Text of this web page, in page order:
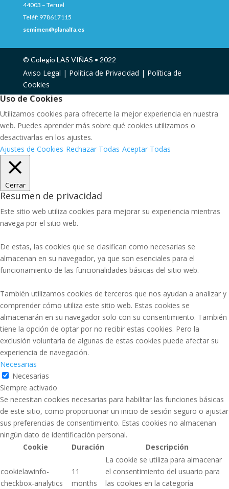
44003 – Teruel
Teléf: 978617115
semimen@planalfa.es
© Colegio LAS VIÑAS • 2022
Aviso Legal | Política de Privacidad | Política de
Cookies
Uso de Cookies
Utilizamos cookies para ofrecerte la mejor experiencia en nuestra
web. Puedes aprender más sobre qué cookies utilizamos o
desactivarlas en los ajustes.
Ajustes de Cookies Rechazar Todas Aceptar Todas
Cerrar
Resumen de privacidad
Este sitio web utiliza cookies para mejorar su experiencia mientras
navega por el sitio web.
De estas, las cookies que se clasifican como necesarias se
almacenan en su navegador, ya que son esenciales para el
funcionamiento de las funcionalidades básicas del sitio web.
También utilizamos cookies de terceros que nos ayudan a analizar y
comprender cómo utiliza este sitio web. Estas cookies se
almacenarán en su navegador solo con su consentimiento. También
tiene la opción de optar por no recibir estas cookies. Pero la
exclusión voluntaria de algunas de estas cookies puede afectar su
experiencia de navegación.
Necesarias
Necesarias
Siempre activado
Se necesitan cookies necesarias para habilitar las funciones básicas
de este sitio, como proporcionar un inicio de sesión seguro o ajustar
sus preferencias de consentimiento. Estas cookies no almacenan
ningún dato de identificación personal.
Cookie
Duración Descripción
cookielawinfo-
checkbox-analytics
11
months
La cookie se utiliza para almacenar
el consentimiento del usuario para
las cookies en la categoría